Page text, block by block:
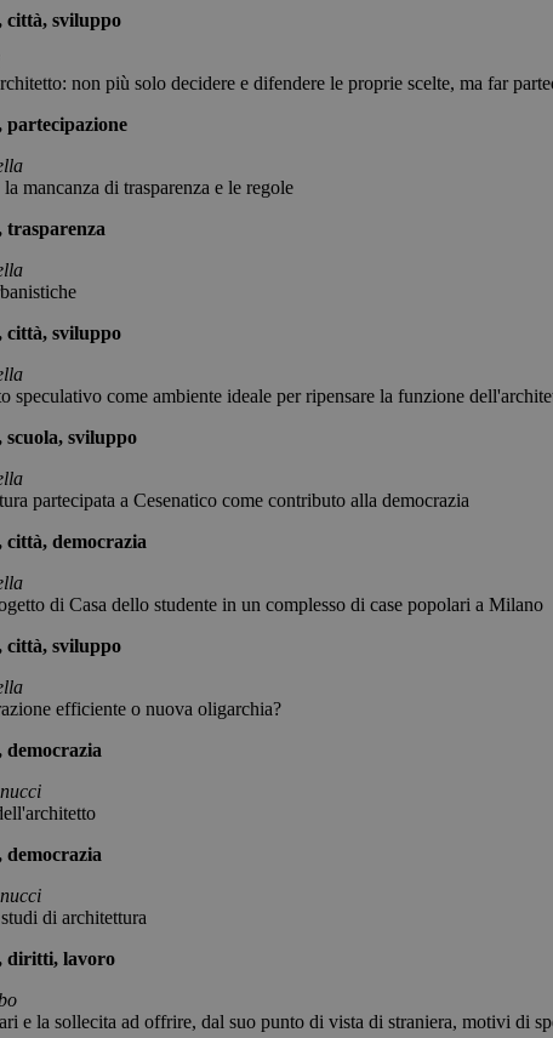
sviluppo
non più solo decidere e difendere le proprie scelte, ma far
mancanza di trasparenza e le regole
sviluppo
speculativo come ambiente ideale per ripensare la funzione
sviluppo
partecipata a Cesenatico come contributo alla democrazia
democrazia
di Casa dello studente in un complesso di case popolari a Milano
sviluppo
efficiente o nuova oligarchia?
di architettura
diritti, lavoro
e la sollecita ad offrire, dal suo punto di vista di straniera, motivi di